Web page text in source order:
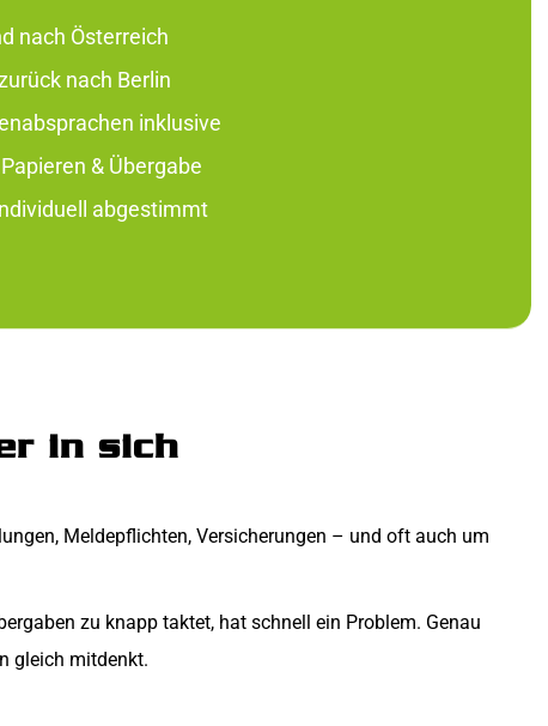
nach Österreich
nach Berlin
inklusive
& Übergabe
abgestimmt
in sich
Meldepflichten, Versicherungen – und oft auch um
zu knapp taktet, hat schnell ein Problem. Genau
gleich mitdenkt.